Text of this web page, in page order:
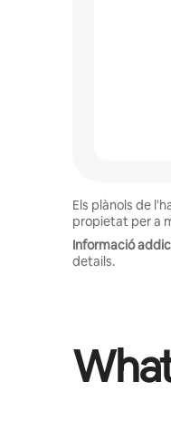
Els plànols de
propietat per a
Informació
details.